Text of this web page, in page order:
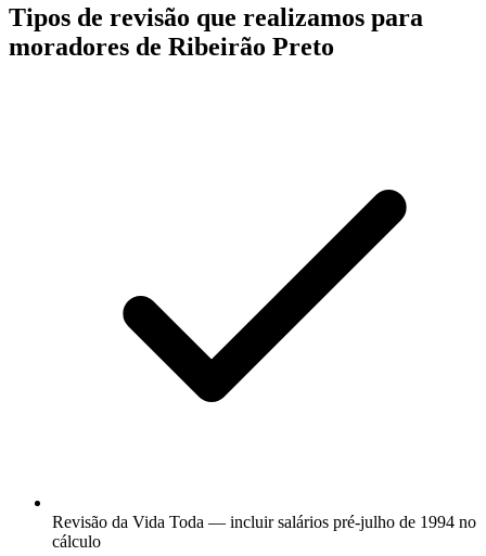
Tipos de revisão que realizamos para
moradores de Ribeirão Preto
Revisão da Vida Toda — incluir salários pré-julho de 1994 no
cálculo